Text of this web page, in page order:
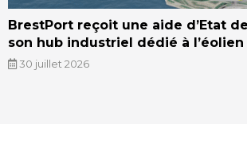
BrestPort reçoit une aide d’Etat
son hub industriel dédié à
30 juillet 2026